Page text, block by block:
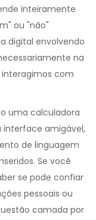
inteiramente
ou "não"
digital envolvendo
na
com
uma calculadora
interface amigável,
de linguagem
Se você
se pode confiar
pessoais ou
camada por